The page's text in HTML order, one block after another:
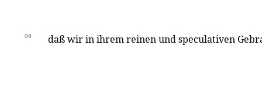
09 daß wir in ihrem reinen und speculativen